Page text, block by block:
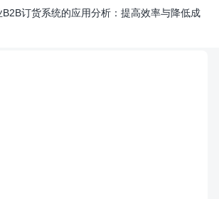
订货系统的应用分析：提高效率与降低成